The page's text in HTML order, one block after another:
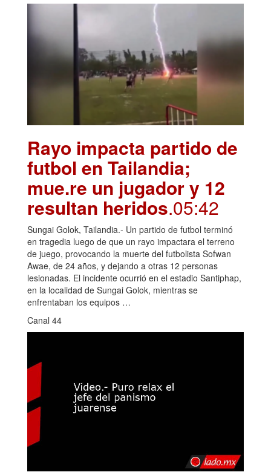
Rayo impacta partido de
futbol en Tailandia;
mue.re un jugador y 12
resultan heridos.05:42
Sungai Golok, Tailandia.- Un partido de futbol terminó
en tragedia luego de que un rayo impactara el terreno
de juego, provocando la muerte del futbolista Sofwan
Awae, de 24 años, y dejando a otras 12 personas
lesionadas. El incidente ocurrió en el estadio Santiphap,
en la localidad de Sungai Golok, mientras se
enfrentaban los equipos …
Canal 44